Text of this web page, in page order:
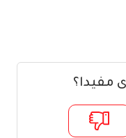
مفيدا؟